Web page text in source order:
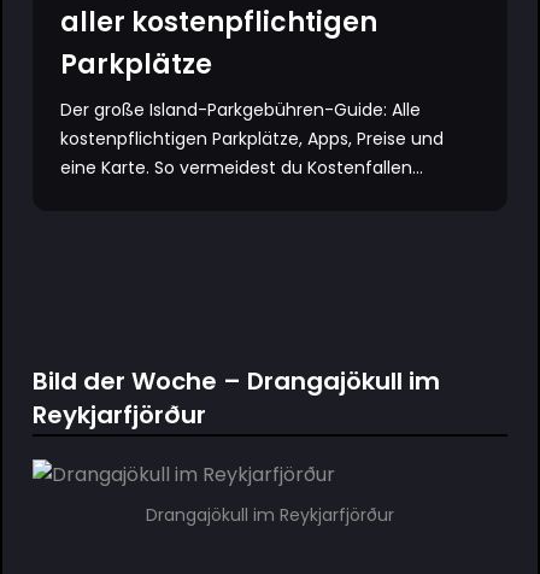
aller kostenpflichtigen
Parkplätze
Der große Island-Parkgebühren-Guide: Alle
kostenpflichtigen Parkplätze, Apps, Preise und
eine Karte. So vermeidest du Kostenfallen...
Bild der Woche – Drangajökull im
Reykjarfjörður
Drangajökull im Reykjarfjörður